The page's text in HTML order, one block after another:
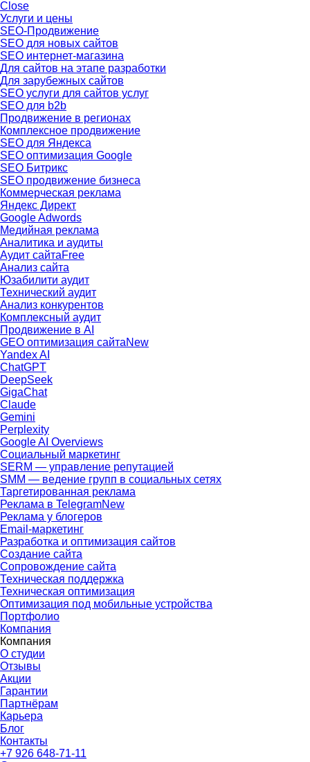
Close
Услуги и цены
SEO-Продвижение
SEO для новых сайтов
SEO интернет-магазина
Для сайтов на этапе разработки
Для зарубежных сайтов
SEO услуги для сайтов услуг
SEO для b2b
Продвижение в регионах
Комплексное продвижение
SEO для Яндекса
SEO оптимизация Google
SEO Битрикс
SEO продвижение бизнеса
Коммерческая реклама
Яндекс Директ
Google Adwords
Медийная реклама
Аналитика и аудиты
Аудит сайтаFree
Анализ сайта
Юзабилити аудит
Технический аудит
Анализ конкурентов
Комплексный аудит
Продвижение в AI
GEO оптимизация сайтаNew
Yandex AI
ChatGPT
DeepSeek
GigaChat
Claude
Gemini
Perplexity
Google AI Overviews
Социальный маркетинг
SERM — управление репутацией
SMM — ведение групп в социальных сетях
Таргетированная реклама
Реклама в TelegramNew
Реклама у блогеров
Email-маркетинг
Разработка и оптимизация сайтов
Создание сайта
Сопровождение сайта
Техническая поддержка
Техническая оптимизация
Оптимизация под мобильные устройства
Портфолио
Компания
Компания
О студии
Отзывы
Акции
Гарантии
Партнёрам
Карьера
Блог
Контакты
+7 926 648-71-11